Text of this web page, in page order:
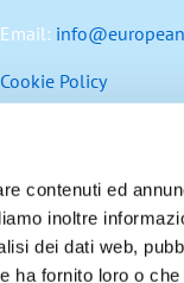
contenuti ed
inoltre
dei dati web,
ha fornito loro o
Email:
Cookie Policy
Copyright 2023
Italiano